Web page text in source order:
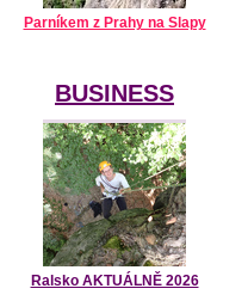
Parníkem z Prahy na Slapy
BUSINESS
Ralsko AKTUÁLNĚ 2026